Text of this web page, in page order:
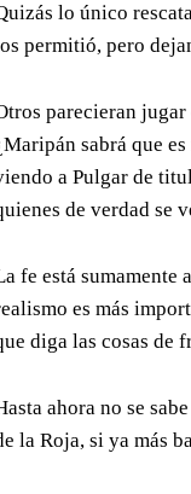
lo único
permitió, pero
parecieran
sabrá que
a Pulgar de
de verdad se
fe está sumamente
es más
diga las cosas de
ahora no se
la Roja, si ya más